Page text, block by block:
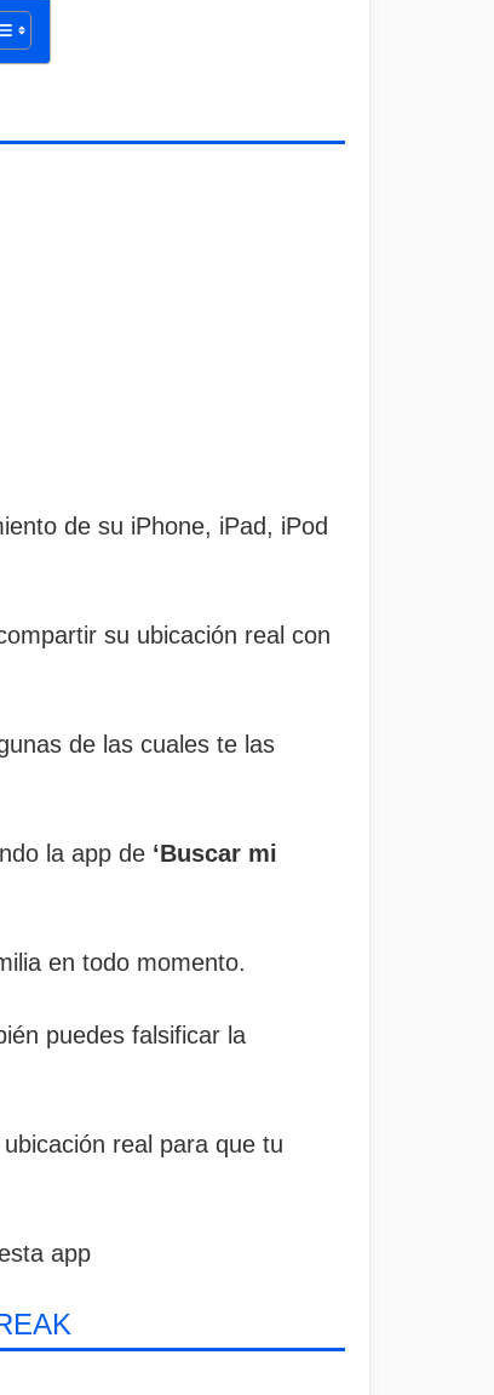
de su iPhone, iPad, iPod
su ubicación real con
de las cuales te las
la app de ‘Buscar mi
en todo momento.
puedes falsificar la
real para que tu
app